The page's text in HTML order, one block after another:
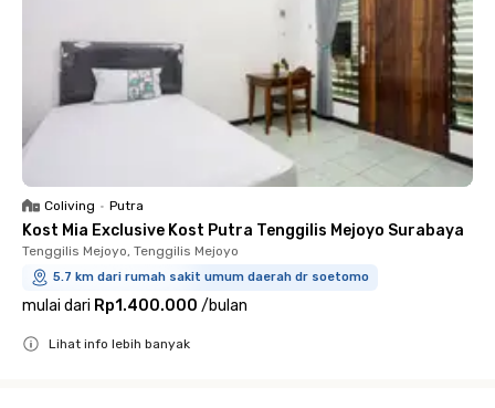
Coliving • Putra
Kost Mia Exclusive Kost Putra Tenggilis Mejoyo Surabaya
Tenggilis Mejoyo, Tenggilis Mejoyo
5.7 km dari rumah sakit umum daerah dr soetomo
mulai dari Rp1.400.000 /bulan
Lihat info lebih banyak